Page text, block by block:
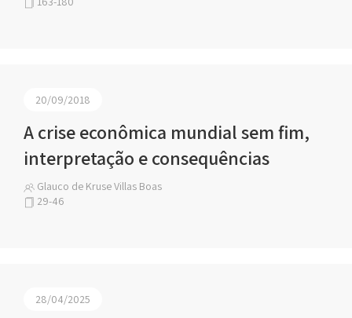
20/09/2018
A crise econômica mundial sem fim,
interpretação e consequências
Glauco de Kruse Villas Boas
29-46
28/04/2025